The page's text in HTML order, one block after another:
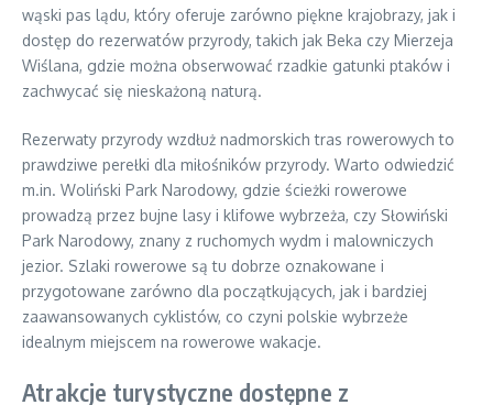
wąski pas lądu, który oferuje zarówno piękne krajobrazy, jak i
dostęp do rezerwatów przyrody, takich jak Beka czy Mierzeja
Wiślana, gdzie można obserwować rzadkie gatunki ptaków i
zachwycać się nieskażoną naturą.
Rezerwaty przyrody wzdłuż nadmorskich tras rowerowych to
prawdziwe perełki dla miłośników przyrody. Warto odwiedzić
m.in. Woliński Park Narodowy, gdzie ścieżki rowerowe
prowadzą przez bujne lasy i klifowe wybrzeża, czy Słowiński
Park Narodowy, znany z ruchomych wydm i malowniczych
jezior. Szlaki rowerowe są tu dobrze oznakowane i
przygotowane zarówno dla początkujących, jak i bardziej
zaawansowanych cyklistów, co czyni polskie wybrzeże
idealnym miejscem na rowerowe wakacje.
Atrakcje turystyczne dostępne z